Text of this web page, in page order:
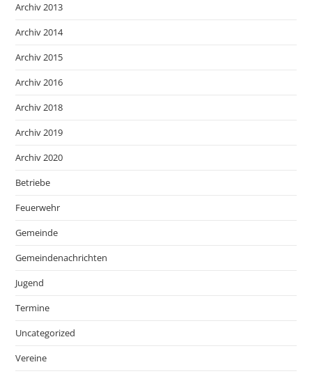
Archiv 2013
Archiv 2014
Archiv 2015
Archiv 2016
Archiv 2018
Archiv 2019
Archiv 2020
Betriebe
Feuerwehr
Gemeinde
Gemeindenachrichten
Jugend
Termine
Uncategorized
Vereine